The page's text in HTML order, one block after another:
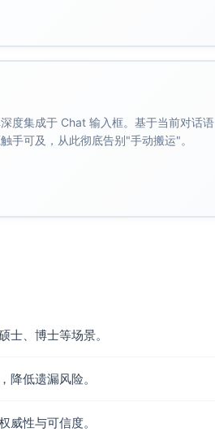
Claessens et al., 2007；Macan et al.,
(2007). A review of the time
College students’ time
Journal of Educational
65–94.
果的重要性之证据基础。
度集成于 Chat 输入框。基于当前对话语
手可及，从此彻底告别"手动搬运"。
、博士等场景。
降低遗漏风险。
性与可信度。